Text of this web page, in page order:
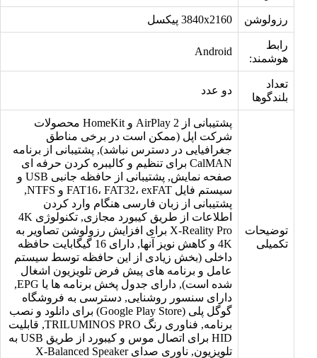
رزولوشن 3840x2160 پیکسل
رابط
هوشمند:
Android
تعداد
بلندگوها
دو عدد
توضیحات
تکمیلی
پشتیبانی از AirPlay 2 و HomeKit محصولات
شرکت اپل (ممکن است در برخی مناطق
جغرافیایی در دسترس نباشد), پشتیبانی از برنامه
CalMAN برای تنظیم و کالیبره کردن حرفه ای
صفحه نمایش, پشتیبانی از حافظه جانبی USB و
سیستم فایل FAT16، FAT32، exFAT و NTFS,
پشتیبانی از زبان فارسی هنگام وارد کردن
اطلاعات از طریق کیبورد مجازی, تکنولوژی 4K
X-Reality Pro برای افزایش رزولوشن تصاویر به
4K و کاهش نویز آنها, دارای 16 گیگابایت حافظه
داخلی (بخش زیادی از این حافظه توسط سیستم
عامل و برنامه های پیش فرض تلویزیون اشغال
شده است), دارای جدول پخش برنامه ها یا EPG,
دارای سنسور روشنایی, دسترسی به فروشگاه
گوگل پلی (Google Play Store) برای دانلود و نصب
برنامه, فناوری رنگ TRILUMINOS PRO, قابلیت
HID برای اتصال موس و کیبورد از طریق USB به
تلویزیون, ناوری صدای X-Balanced Speaker